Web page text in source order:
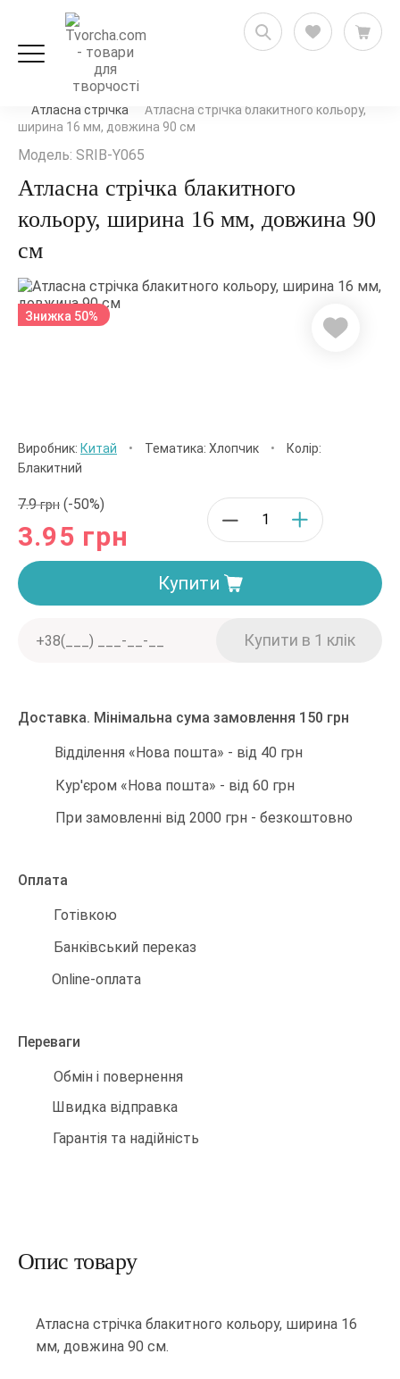
Рукоділля і флористика
Атласна стрічка
Атласна стрічка блакитного кольору,
ширина 16 мм, довжина 90 см
Знижка 50%
Модель: SRIB-Y065
Атласна стрічка блакитного
кольору, ширина 16 мм, довжина 90
см
Виробник: Китай • Тематика: Хлопчик •
Колір:
Блакитний
7.9грн (-50%)
3.95 грн
Купити
Доставка. Мінімальна сума замовлення 150 грн
Відділення «Нова пошта» - від 40 грн
Кур'єром «Нова пошта» - від 60 грн
При замовленні від 2000 грн - безкоштовно
Оплата
Готівкою
Банківський переказ
Online-оплата
Переваги
Обмін і повернення
Швидка відправка
Гарантія та надійність
Опис товару
Атласна стрічка блакитного кольору, ширина 16
мм, довжина 90 см.